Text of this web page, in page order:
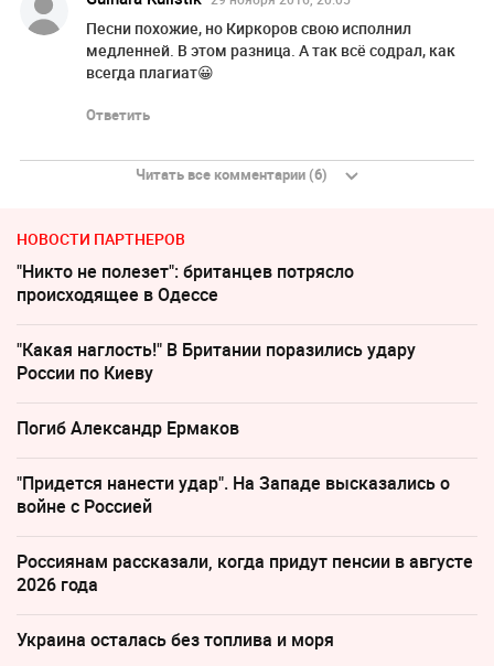
Песни похожие, но Киркоров свою исполнил
медленней. В этом разница. А так всё содрал, как
всегда плагиат😀
Ответить
Читать все комментарии (6)
НОВОСТИ ПАРТНЕРОВ
"Никто не полезет": британцев потрясло
происходящее в Одессе
"Какая наглость!" В Британии поразились удару
России по Киеву
Погиб Александр Ермаков
"Придется нанести удар". На Западе высказались о
войне с Россией
Россиянам рассказали, когда придут пенсии в августе
2026 года
Украина осталась без топлива и моря